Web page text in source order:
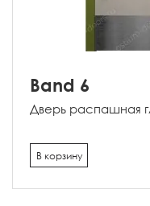
Band 6
Дверь распашная
В корзину